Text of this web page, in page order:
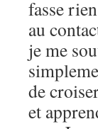
fasse
au
je me
de
et